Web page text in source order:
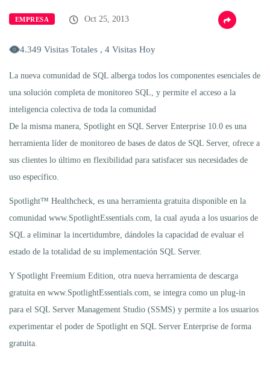
EMPRESA Oct 25, 2013
4.349 Visitas Totales , 4 Visitas Hoy
La nueva comunidad de SQL alberga todos los componentes esenciales de
una solución completa de monitoreo SQL, y permite el acceso a la
inteligencia colectiva de toda la comunidad
De la misma manera, Spotlight en SQL Server Enterprise 10.0 es una
herramienta líder de monitoreo de bases de datos de SQL Server, ofrece a
sus clientes lo último en flexibilidad para satisfacer sus necesidades de
uso específico.
Spotlight™ Healthcheck, es una herramienta gratuita disponible en la
comunidad www.SpotlightEssentials.com, la cual ayuda a los usuarios de
SQL a eliminar la incertidumbre, dándoles la capacidad de evaluar el
estado de la totalidad de su implementación SQL Server.
Y Spotlight Freemium Edition, otra nueva herramienta de descarga
gratuita en www.SpotlightEssentials.com, se integra como un plug-in
para el SQL Server Management Studio (SSMS) y permite a los usuarios
experimentar el poder de Spotlight en SQL Server Enterprise de forma
gratuita.